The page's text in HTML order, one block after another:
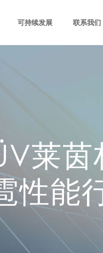
可持续发展 联系我们
莱茵
性能